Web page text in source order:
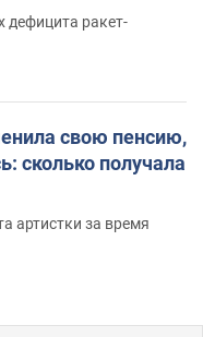
дефицита ракет-
свою пенсию,
сколько получала
артистки за время